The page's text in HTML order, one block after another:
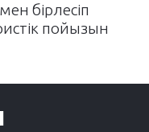
бірлесіп
пойызын